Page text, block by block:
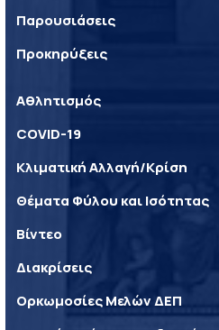
Παρουσιάσεις
Προκηρύξεις
Αθλητισμός
COVID-19
Κλιματική Αλλαγή/Κρίση
Θέματα Φύλου και Ισότητας
Βίντεο
Διακρίσεις
Ορκωμοσίες Μελών ΔΕΠ